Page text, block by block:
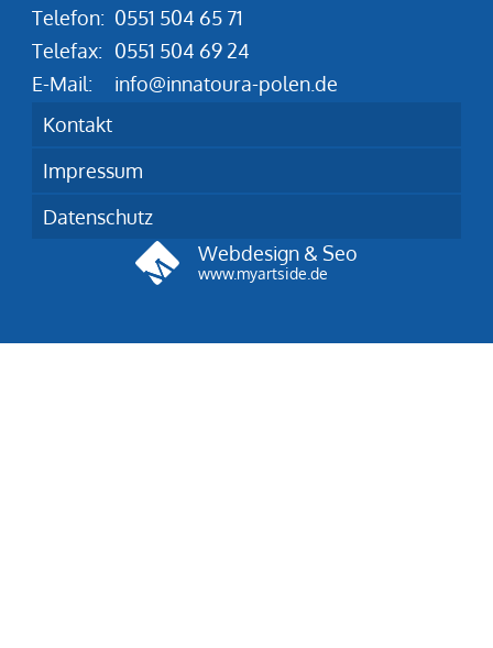
Telefon: 0551 504 65 71
Telefax: 0551 504 69 24
E-Mail:
info@innatoura-polen.de
Kontakt
Impressum
Datenschutz
Webdesign & Seo
www.myartside.de